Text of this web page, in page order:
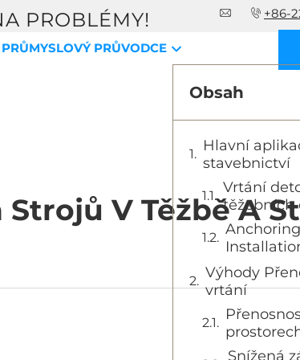
PROBLÉMY! +86-
PRŮMYSLOVÝ PRŮVODCE
V Těžbě A
Obsah
Hlavní
stavebnictví
Vrtání
těžebních
Výhody
vrtání
Snížená